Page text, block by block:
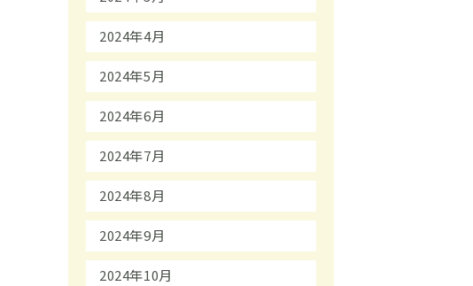
2024年4月
2024年5月
2024年6月
2024年7月
2024年8月
2024年9月
2024年10月